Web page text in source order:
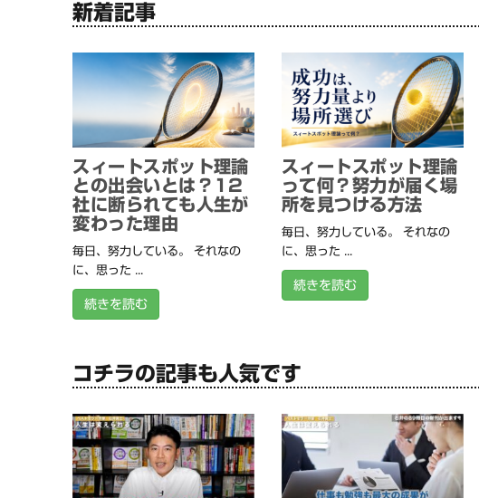
新着記事
スィートスポット理論
との出会いとは？12
社に断られても人生が
変わった理由
毎日、努力している。 それなの
に、思った ...
続きを読む
スィートスポット理論
って何？努力が届く場
所を見つける方法
毎日、努力している。 それなの
に、思った ...
続きを読む
コチラの記事も人気です